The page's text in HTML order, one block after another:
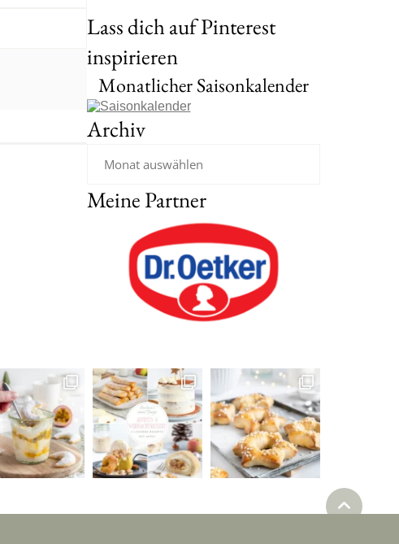
Lass dich auf Pinterest
inspirieren
Monatlicher Saisonkalender
Archiv
Meine Partner